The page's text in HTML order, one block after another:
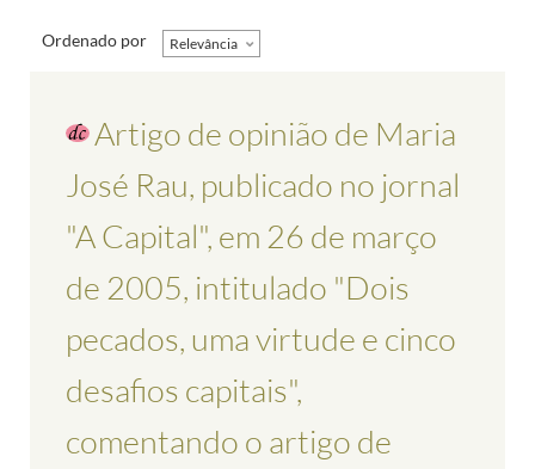
Ordenado por Relevância
Artigo de opinião de Maria
José Rau, publicado no jornal
"A Capital", em 26 de março
de 2005, intitulado "Dois
pecados, uma virtude e cinco
desafios capitais",
comentando o artigo de